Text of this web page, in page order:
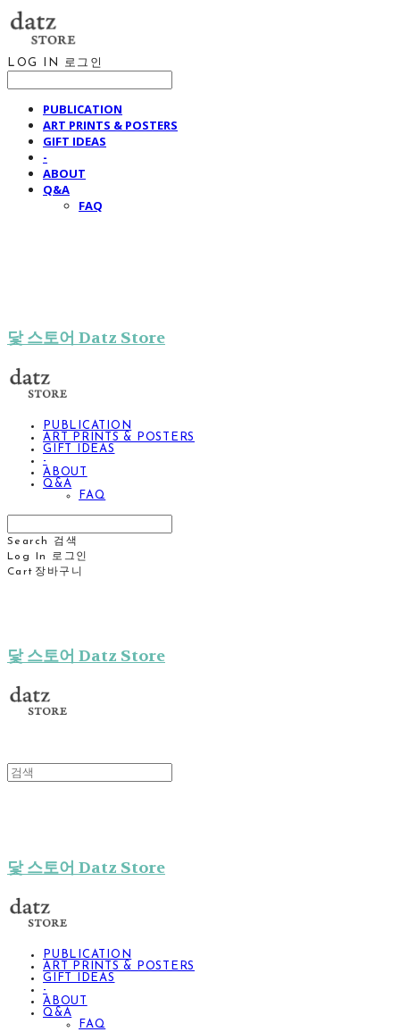
LOG IN 로그인
PUBLICATION
ART PRINTS & POSTERS
GIFT IDEAS
-
ABOUT
Q&A
FAQ
닻 스토어 Datz Store
PUBLICATION
ART PRINTS & POSTERS
GIFT IDEAS
-
ABOUT
Q&A
FAQ
Search
검색
Log In
로그인
Cart 장바구니
닻 스토어 Datz Store
닻 스토어 Datz Store
PUBLICATION
ART PRINTS & POSTERS
GIFT IDEAS
-
ABOUT
Q&A
FAQ